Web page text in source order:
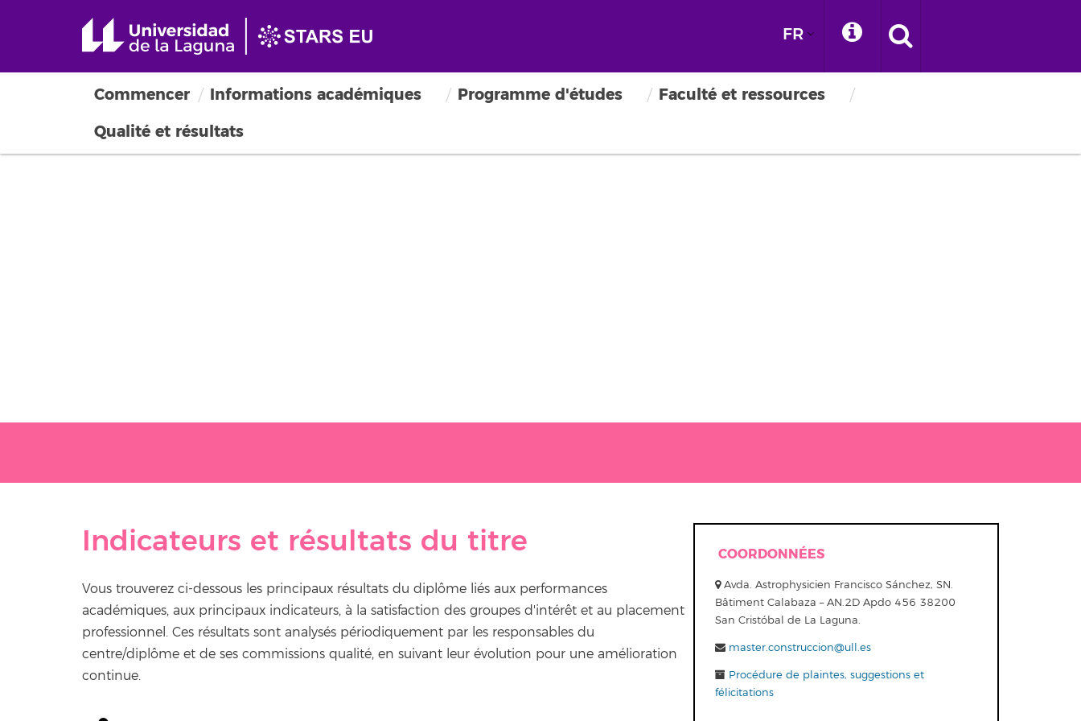
FR
Commencer Informations académiques Programme d'études
Faculté et ressources
Qualité et résultats
Indicateurs et résultats du titre
Vous trouverez ci-dessous les principaux résultats du diplôme liés aux performances
académiques, aux principaux indicateurs, à la satisfaction des groupes d'intérêt et au placement
professionnel. Ces résultats sont analysés périodiquement par les responsables du
centre/diplôme et de ses commissions qualité, en suivant leur évolution pour une amélioration
continue.
COORDONNÉES
Avda. Astrophysicien Francisco Sánchez, SN.
Bâtiment Calabaza – AN.2D Apdo 456 38200
San Cristóbal de La Laguna.
master.construccion@ull.es
Procédure de plaintes, suggestions et
félicitations